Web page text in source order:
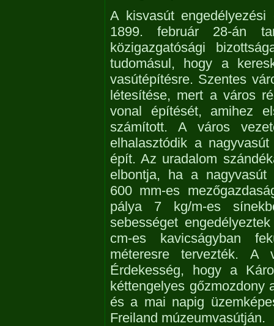
A kisvasút
1899. február 28-án
közigazgatósági
tudomásul, hogy a
vasútépítésre. Szentes
létesítése, mert a város
vonal építését, amihez
számított. A város
elhalasztódik a
épít. Az uradalom
elbontja, ha a nagyvasút
600 mm-es
pálya 7 kg/m-es
sebességet
cm-es kavicságyban
méteresre tervezték. A
Érdekesség, hogy a
kéttengelyes gőzmozdony
és a mai napig
Freiland múzeumvasútján.